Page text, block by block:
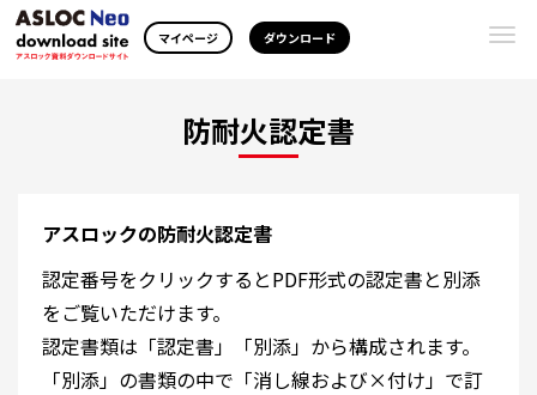
マイページ ダウンロード
防耐火認定書
アスロックの防耐火認定書
認定番号をクリックするとPDF形式の認定書と別添
をご覧いただけます。
認定書類は「認定書」「別添」から構成されます。
「別添」の書類の中で「消し線および×付け」で訂